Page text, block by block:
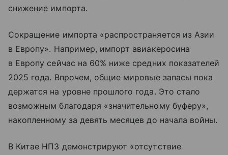
снижение импорта.
Сокращение импорта «распространяется из Азии
в Европу». Например, импорт авиакеросина
в Европу сейчас на 60% ниже средних показателей
2025 года. Впрочем, общие мировые запасы пока
держатся на уровне прошлого года. Это стало
возможным благодаря «значительному буферу»,
накопленному за девять месяцев до начала войны.
В Китае НПЗ демонстрируют «отсутствие